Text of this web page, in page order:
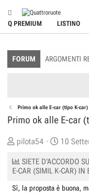
Q PREMIUM LISTINO
FORUM ARGOMENTI
Primo ok alle E-car (tipo K-car)
Primo ok alle E-car
C
e
a
t
pilota54
D
t
a
d
10
SIETE D'ACCORDO
E-CAR (SIMIL K-CAR) IN
Sì, la proposta è buona,